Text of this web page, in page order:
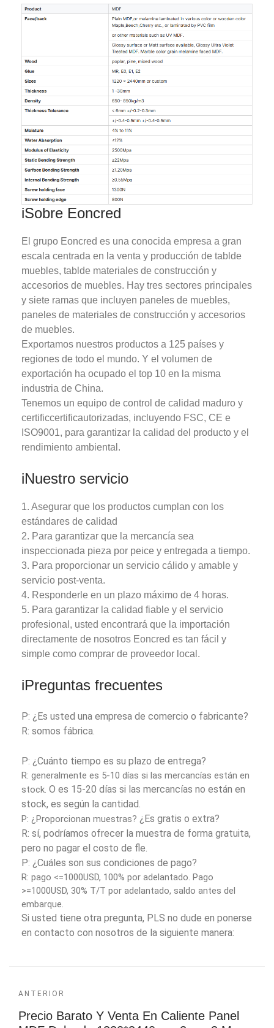
iSobre Eoncred
El grupo Eoncred es una conocida empresa a gran
escala centrada en la venta y producción de tablde
muebles, tablde materiales de construcción y
accesorios de muebles. Hay tres sectores principales
y siete ramas que incluyen paneles de muebles,
paneles de materiales de construcción y accesorios
de muebles.
Exportamos nuestros productos a 125 países y
regiones de todo el mundo. Y el volumen de
exportación ha ocupado el top 10 en la misma
industria de China.
Tenemos un equipo de control de calidad maduro y
certificcertificautorizadas, incluyendo FSC, CE e
ISO9001, para garantizar la calidad del producto y el
rendimiento ambiental.
iNuestro servicio
1. Asegurar que los productos cumplan con los
estándares de calidad
2. Para garantizar que la mercancía sea
inspeccionada pieza por peice y entregada a tiempo.
3. Para proporcionar un servicio cálido y amable y
servicio post-venta.
4. Responderle en un plazo máximo de 4 horas.
5. Para garantizar la calidad fiable y el servicio
profesional, usted encontrará que la importación
directamente de nosotros Eoncred es tan fácil y
simple como comprar de proveedor local.
iPreguntas frecuentes
P: ¿Es usted una empresa de comercio o fabricante?
R: somos fábrica.
P: ¿Cuánto tiempo es su plazo de entrega?
R: generalmente es 5-10 días si las mercancías están en
stock. O es 15-20 días si las mercancías no están en
stock, es según la cantidad.
P: ¿Proporcionan muestras? ¿Es gratis o extra?
R: sí, podríamos ofrecer la muestra de forma gratuita,
pero no pagar el costo de fle.
P: ¿Cuáles son sus condiciones de pago?
R: pago <=1000USD, 100% por adelantado. Pago
>=1000USD, 30% T/T por adelantado, saldo antes del
embarque.
Si usted tiene otra pregunta, PLS no dude en ponerse
en contacto con nosotros de la siguiente manera:
ANTERIOR
Precio Barato Y Venta En Caliente Panel